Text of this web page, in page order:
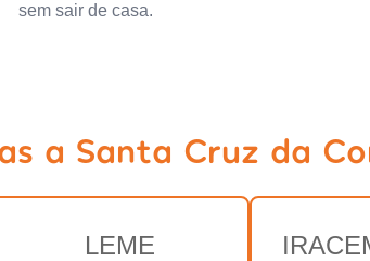
sem sair de casa.
a Santa Cruz da
LEME